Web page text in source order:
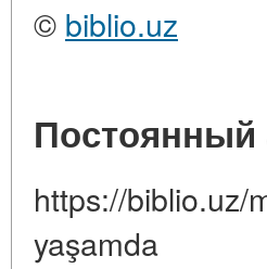
© biblio.uz
Постоянный
https://biblio.uz/
yaşamda